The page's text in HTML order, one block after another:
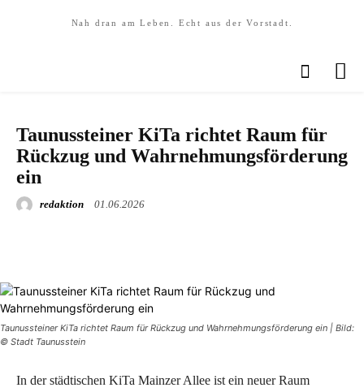
Nah dran am Leben. Echt aus der Vorstadt.
Taunussteiner KiTa richtet Raum für
Rückzug und Wahrnehmungsförderung
ein
redaktion 01.06.2026
Taunussteiner KiTa richtet Raum für Rückzug und Wahrnehmungsförderung ein | Bild:
© Stadt Taunusstein
In der städtischen KiTa Mainzer Allee ist ein neuer Raum